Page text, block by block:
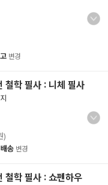
변경
학 필사 : 니체 필사
)
송 변경
학 필사 : 쇼펜하우